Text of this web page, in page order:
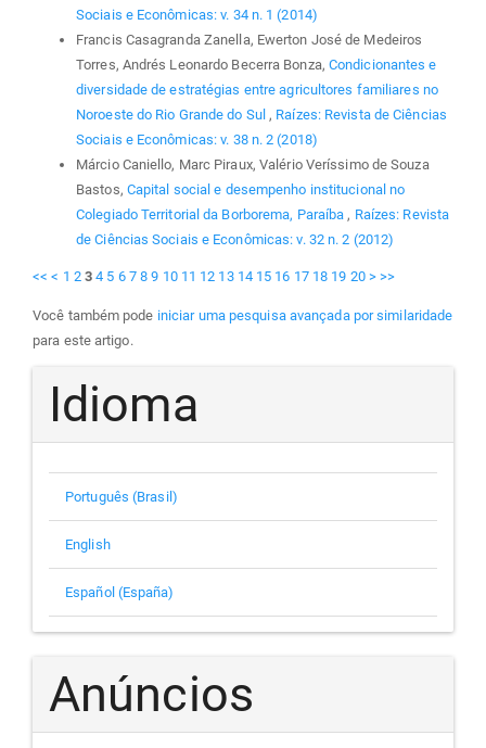
Sociais e Econômicas: v. 34 n. 1 (2014)
Francis Casagranda Zanella, Ewerton José de Medeiros
Torres, Andrés Leonardo Becerra Bonza, Condicionantes e
diversidade de estratégias entre agricultores familiares no
Noroeste do Rio Grande do Sul , Raízes: Revista de Ciências
Sociais e Econômicas: v. 38 n. 2 (2018)
Márcio Caniello, Marc Piraux, Valério Veríssimo de Souza
Bastos, Capital social e desempenho institucional no
Colegiado Territorial da Borborema, Paraíba , Raízes: Revista
de Ciências Sociais e Econômicas: v. 32 n. 2 (2012)
<< < 1 2 3 4 5 6 7 8 9 10 11 12 13 14 15 16 17 18 19 20 > >>
Você também pode iniciar uma pesquisa avançada por similaridade
para este artigo.
Idioma
Português (Brasil)
English
Español (España)
Anúncios